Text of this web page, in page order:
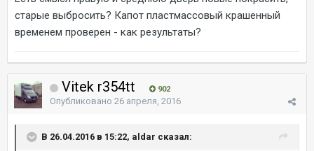
старые выбросить? Капот пластмассовый крашенный
временем проверен - как результаты?
Vitek r354tt 902
Опубликовано 26 апреля, 2016
В 26.04.2016 в 15:22, aldar сказал: